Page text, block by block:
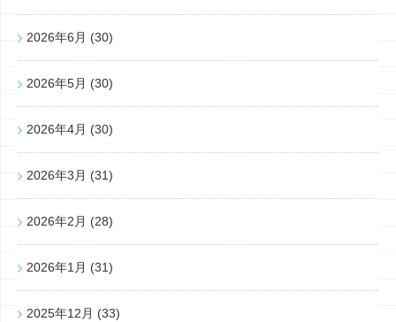
2026年6月 (30)
2026年5月 (30)
2026年4月 (30)
2026年3月 (31)
2026年2月 (28)
2026年1月 (31)
2025年12月 (33)